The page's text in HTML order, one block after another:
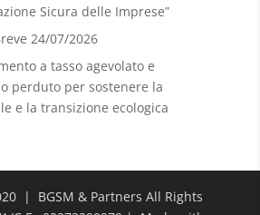
Sicura delle Imprese”
24/07/2026
a tasso agevolato e
perduto per sostenere la
e la transizione ecologica
| BGSM & Partners All Rights